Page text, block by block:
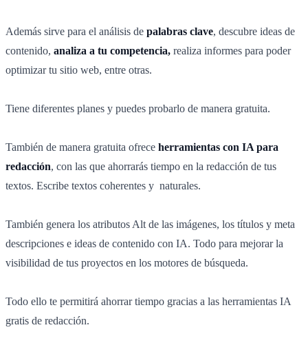
Además sirve para el análisis de palabras clave, descubre ideas de
contenido, analiza a tu competencia, realiza informes para poder
optimizar tu sitio web, entre otras.
Tiene diferentes planes y puedes probarlo de manera gratuita.
También de manera gratuita ofrece herramientas con IA para
redacción, con las que ahorrarás tiempo en la redacción de tus
textos. Escribe textos coherentes y naturales.
También genera los atributos Alt de las imágenes, los títulos y meta
descripciones e ideas de contenido con IA. Todo para mejorar la
visibilidad de tus proyectos en los motores de búsqueda.
Todo ello te permitirá ahorrar tiempo gracias a las herramientas IA
gratis de redacción.